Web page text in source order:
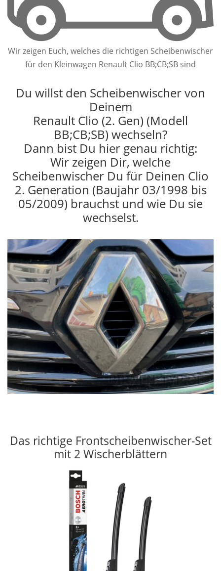
Wir zeigen Euch, welches die richtigen Scheibenwischer
für den Kleinwagen Renault Clio BB;CB;SB sind
Du willst den Scheibenwischer von
Deinem
Renault Clio (2. Gen) (Modell
BB;CB;SB) wechseln?
Dann bist Du hier genau richtig:
Wir zeigen Dir, welche
Scheibenwischer Du für Deinen Clio
2. Generation (Baujahr 03/1998 bis
05/2009) brauchst und wie Du sie
wechselst.
Das richtige Frontscheibenwischer-Set
mit 2 Wischerblättern